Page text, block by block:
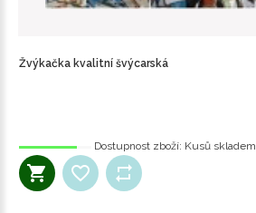
Žvýkačka kvalitní švýcarská
Dostupnost zboží: Kusů skladem